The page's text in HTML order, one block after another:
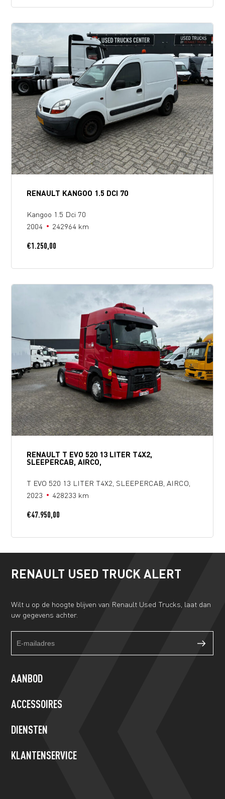
RENAULT KANGOO 1.5 DCI 70
Kangoo 1.5 Dci 70
2004
242964 km
€1.250,00
RENAULT T EVO 520 13 LITER T4X2,
SLEEPERCAB, AIRCO,
T EVO 520 13 LITER T4X2, SLEEPERCAB, AIRCO,
2023
428233 km
€47.950,00
RENAULT USED TRUCK ALERT
Wilt u op de hoogte blijven van Renault Used Trucks, laat dan
uw gegevens achter.
footer
human,
leave
field
AANBOD
ACCESSOIRES
DIENSTEN
KLANTENSERVICE